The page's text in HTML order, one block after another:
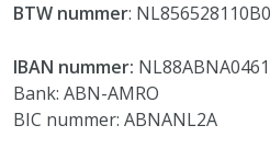
BTW nummer:
IBAN nummer:
Bank: ABN-AMRO
BIC nummer: ABNANL2A